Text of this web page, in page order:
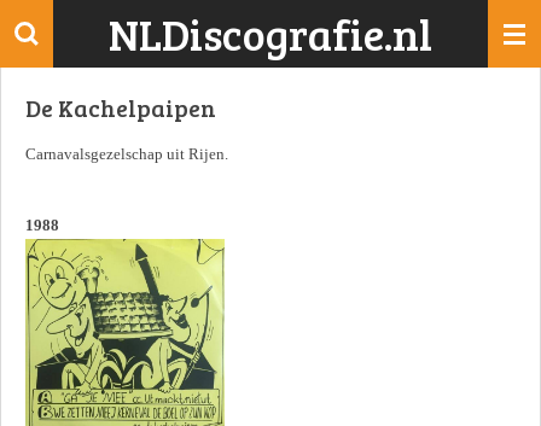
Ga
de
NLDiscografie.nl
De Kachelpaipen
Carnavalsgezelschap uit Rijen.
1988